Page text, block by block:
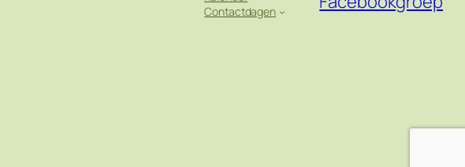
Contactdagen